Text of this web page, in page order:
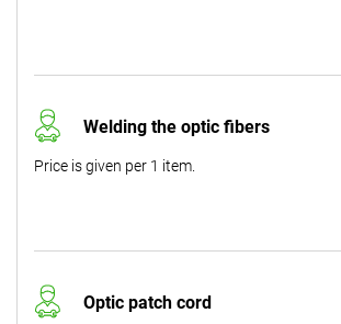
Welding the optic fibers
Price is given per 1 item.
Optic patch cord